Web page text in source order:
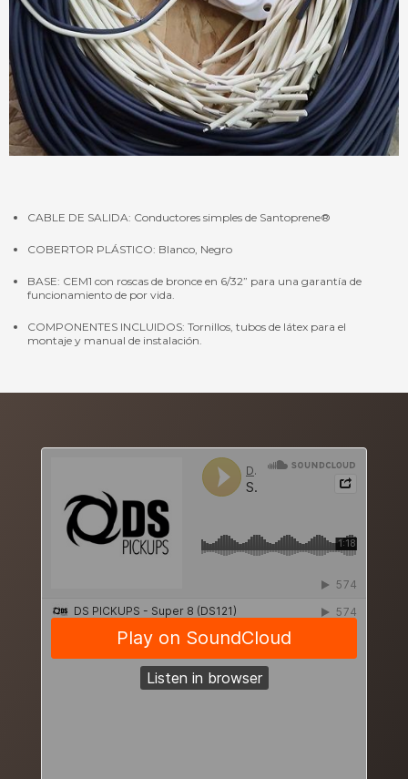
CABLE DE SALIDA: Conductores simples de Santoprene®
COBERTOR PLÁSTICO: Blanco, Negro
BASE: CEM1 con roscas de bronce en 6/32” para una garantía de
funcionamiento de por vida.
COMPONENTES INCLUIDOS: Tornillos, tubos de látex para el
montaje y manual de instalación.